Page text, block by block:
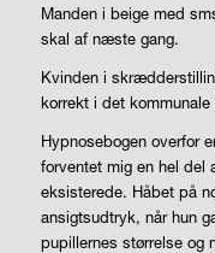
Manden i beige med
skal af næste gang.
Kvinden i
korrekt i det kommunale
Hypnosebogen overfor
forventet mig en hel del
eksisterede. Håbet på
ansigtsudtryk, når hun
pupillernes størrelse og